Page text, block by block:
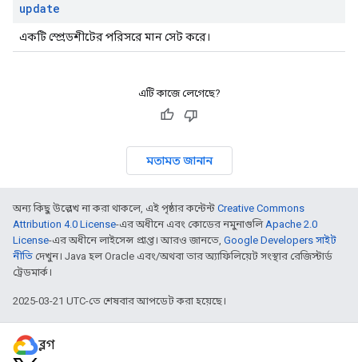
update
একটি স্প্রেডশীটের পরিসরে মান সেট করে।
এটি কাজে লেগেছে?
মতামত জানান
অন্য কিছু উল্লেখ না করা থাকলে, এই পৃষ্ঠার কন্টেন্ট Creative Commons
Attribution 4.0 License-এর অধীনে এবং কোডের নমুনাগুলিApache 2.0
License-এর অধীনে লাইসেন্স প্রাপ্ত। আরও জানতে, Google Developers সাইট
নীতি দেখুন। Java হল Oracle এবং/অথবা তার অ্যাফিলিয়েট সংস্থার রেজিস্টার্ড
ট্রেডমার্ক।
2025-03-21 UTC-তে শেষবার আপডেট করা হয়েছে।
ব্লগ